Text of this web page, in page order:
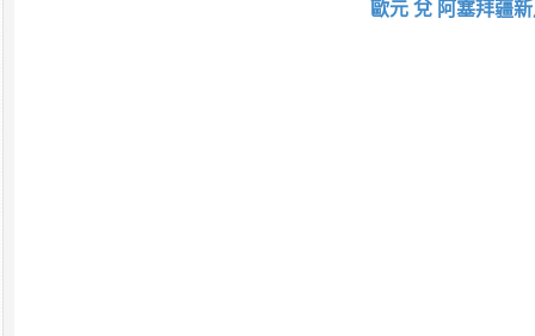
歐元 兌 阿塞拜疆